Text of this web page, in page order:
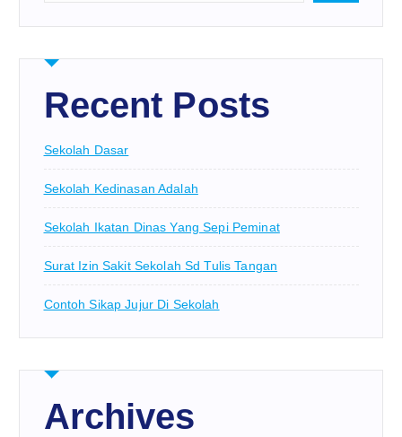
Recent Posts
Sekolah Dasar
Sekolah Kedinasan Adalah
Sekolah Ikatan Dinas Yang Sepi Peminat
Surat Izin Sakit Sekolah Sd Tulis Tangan
Contoh Sikap Jujur Di Sekolah
Archives